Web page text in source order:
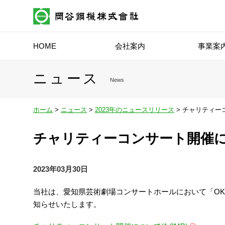
HOME 会社案内 事業案
ニュース News
ホーム > ニュース > 2023年のニュースリリース > チャリティー
チャリティーコンサート開催
2023年03月30日
当社は、愛知県芸術劇場コンサートホールにおいて「
知らせいたします。